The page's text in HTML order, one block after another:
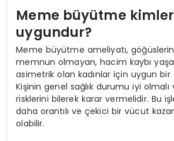
Meme büyütme
uygundur?
Meme büyütme ameliyatı,
memnun olmayan, hacim kaybı
asimetrik olan kadınlar için uygun bir
Kişinin genel sağlık durumu iyi olmalı
risklerini bilerek karar vermelidir. Bu
daha orantılı ve çekici bir vücut
olabilir.